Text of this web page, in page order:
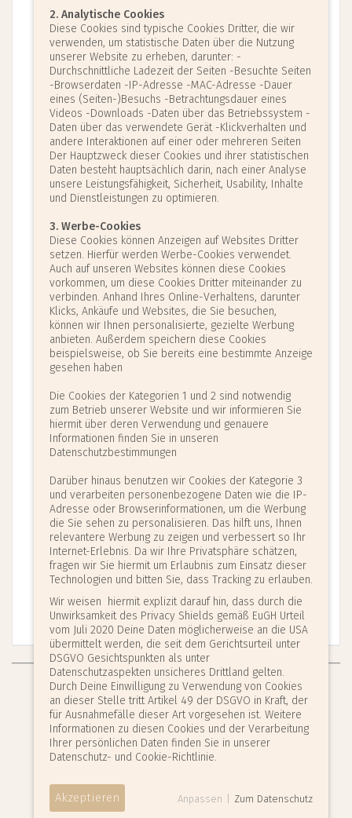
neuen äußeren Lebens ist. Es geht um
Bekehrung um einer größeren LIEBE willen, die
im Evangelium verankert ist.
"Stabilitas Loci"
(= durch das Gelübde der Beständigkeit
verpflichtet sich die Schwester, ihr ganzes
Leben hindurch bis zum Tod in der
Klostergemeinschaft zu bleiben, in der sie
die Profess abelegt hat.)Es geht um das
Bleiben in dieser Gemeinschaft, und um die
lebenslange Treue der Mitglieder der
klösterlichen Gemeinschaft zueinander.
An diesem großen Tag schenkt sie ihr ganzes Leben
GOTT und empfängt in Gegenwart der Gemeinde, die
als Zeuge anwesend ist, den besonderen Segen
GOTTES und der Kirche.
UNSERE ABTEI WALDSASSEN
PROFESS
SR. M. RAPHAELA
Previous Next
Schwester Raphaela Kratzer
Juni 2010 Feierliche Profess als Ordensfrau auf
Lebenszeit
Zeitungsartikel zur feierlichen Profess von Sr. M.
Raphaela
SR. M. SOPHIA
Previous Next
Februar 2013 Feierliche Profess als Ordensfrau
auf Lebenszeit
Zeitungsartikel zur feierlichen Profess von Sr. M.
Sophia
Zisterzienserinnen-Abtei Waldsassen
Basilikaplatz 2
95652 Waldsassen
Tel.: 09632-9200-0
Fax: 09632-9200-33
Impressum
|Datenschutz
2. Analytische Cookies
Diese Cookies sind typische Cookies Dritter, die wir
verwenden, um statistische Daten über die Nutzung
unserer Website zu erheben, darunter: -
Durchschnittliche Ladezeit der Seiten -Besuchte Seiten
-Browserdaten -IP-Adresse -MAC-Adresse -Dauer
eines (Seiten-)Besuchs -Betrachtungsdauer eines
Videos -Downloads -Daten über das Betriebssystem -
Daten über das verwendete Gerät -Klickverhalten und
andere Interaktionen auf einer oder mehreren Seiten
Der Hauptzweck dieser Cookies und ihrer statistischen
Daten besteht hauptsächlich darin, nach einer Analyse
unsere Leistungsfähigkeit, Sicherheit, Usability, Inhalte
und Dienstleistungen zu optimieren.
3. Werbe-Cookies
Diese Cookies können Anzeigen auf Websites Dritter
setzen. Hierfür werden Werbe-Cookies verwendet.
Auch auf unseren Websites können diese Cookies
vorkommen, um diese Cookies Dritter miteinander zu
verbinden. Anhand Ihres Online-Verhaltens, darunter
Klicks, Ankäufe und Websites, die Sie besuchen,
können wir Ihnen personalisierte, gezielte Werbung
anbieten. Außerdem speichern diese Cookies
beispielsweise, ob Sie bereits eine bestimmte Anzeige
gesehen haben
Die Cookies der Kategorien 1 und 2 sind notwendig
zum Betrieb unserer Website und wir informieren Sie
hiermit über deren Verwendung und genauere
Informationen finden Sie in unseren
Datenschutzbestimmungen
Darüber hinaus benutzen wir Cookies der Kategorie 3
und verarbeiten personenbezogene Daten wie die IP-
Adresse oder Browserinformationen, um die Werbung
die Sie sehen zu personalisieren. Das hilft uns, Ihnen
relevantere Werbung zu zeigen und verbessert so Ihr
Internet-Erlebnis. Da wir Ihre Privatsphäre schätzen,
fragen wir Sie hiermit um Erlaubnis zum Einsatz dieser
Technologien und bitten Sie, dass Tracking zu erlauben.
Wir weisen hiermit explizit darauf hin, dass durch die
Unwirksamkeit des Privacy Shields gemäß EuGH Urteil
vom Juli 2020 Deine Daten möglicherweise an die USA
übermittelt werden, die seit dem Gerichtsurteil unter
DSGVO Gesichtspunkten als unter
Datenschutzaspekten unsicheres Drittland gelten.
Durch Deine Einwilligung zu Verwendung von Cookies
an dieser Stelle tritt Artikel 49 der DSGVO in Kraft, der
für Ausnahmefälle dieser Art vorgesehen ist. Weitere
Informationen zu diesen Cookies und der Verarbeitung
Ihrer persönlichen Daten finden Sie in unserer
Datenschutz- und Cookie-Richtlinie.
Akzeptieren Anpassen Zum Datenschutz